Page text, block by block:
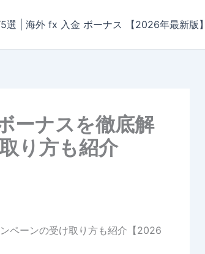
選 | 海外 fx 入金 ボーナス 【2026年最新版
ーナスを徹底解
り方も紹介
ペーンの受け取り方も紹介【2026